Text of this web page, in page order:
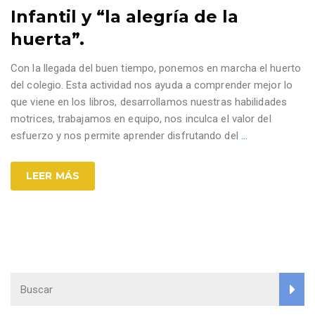
Infantil y “la alegría de la
huerta”.
Con la llegada del buen tiempo, ponemos en marcha el huerto
del colegio. Esta actividad nos ayuda a comprender mejor lo
que viene en los libros, desarrollamos nuestras habilidades
motrices, trabajamos en equipo, nos inculca el valor del
esfuerzo y nos permite aprender disfrutando del …
LEER MÁS